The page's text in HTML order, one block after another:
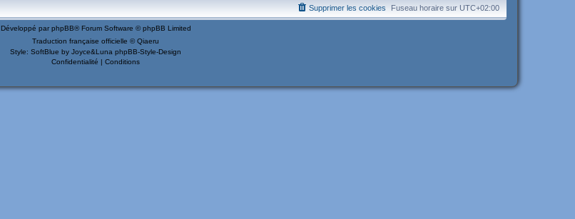
Fuseau horaire sur UTC+02:00
Supprimer les cookies
Développé par phpBB® Forum Software © phpBB Limited
Traduction française officielle ©Qiaeru
Style: SoftBlue by Joyce&Luna phpBB-Style-Design
Confidentialité | Conditions